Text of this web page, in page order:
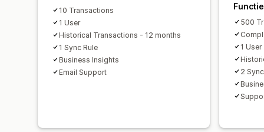
10 Transactions
1 User
Historical Transactions - 12 months
1 Sync Rule
Business Insights
Email Support
500
1 User
2